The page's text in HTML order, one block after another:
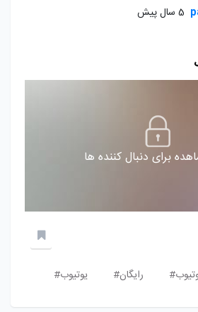
5 سال پیش
برای دنبال کننده ها
رایگان# یوتیوب#